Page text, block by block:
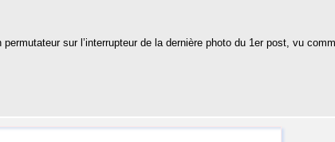
sur l’interrupteur de la dernière photo du 1er post, vu